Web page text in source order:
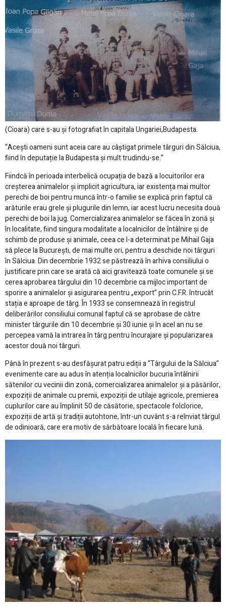
(Cioara) care s-au și fotografiat în capitala Ungariei,Budapesta.
“Acești oameni sunt aceia care au câștigat primele târguri din Sălciua,
fiind în deputație la Budapesta și mult trudindu-se.”
Fiindcă în perioada interbelică ocupația de bază a locuitorilor era
creșterea animalelor și implicit agricultura, iar existența mai multor
perechi de boi pentru muncă într-o familie se explică prin faptul că
arăturile erau grele și plugurile din lemn, iar acest lucru necesita două
perechi de boi la jug. Comercializarea animalelor se făcea în zonă și
în localitate, fiind singura modalitate a localnicilor de întâlnire și de
schimb de produse și animale, ceea ce l-a determinat pe Mihail Gaja
să plece la București, de mai multe ori, pentru a deschide noi târguri
în Sălciua. Din decembrie 1932 se păstrează în arhiva consiliului o
justificare prin care se arată că aici gravitează toate comunele și se
cerea aprobarea târgului din 10 decembrie ca mijloc important de
sporire a animalelor și asigurarea pentru „export” prin C.F.R. întrucât
stația e aproape de târg. În 1933 se consemnează în registrul
deliberărilor consiliului comunal faptul că se aprobase de către
minister târgurile din 10 decembrie și 30 iunie și în acel an nu se
percepea vamă la intrarea în târg pentru încurajare și popularizarea
acestor două noi târguri.
Până în prezent s-au desfășurat patru ediții a “Târgului de la Sălciua”
evenimente care au adus în atenția localnicilor bucuria întâlnirii
sătenilor cu vecinii din zonă, comercializarea animalelor și a păsărilor,
expoziții de animale cu premii, expoziții de utilaje agricole, premierea
cuplurilor care au împlinit 50 de căsătorie, spectacole folclorice,
expoziții de artă și tradiții autohtone, într-un cuvânt s-a reînviat târgul
de odinioară, care era motiv de sărbătoare locală în fiecare lună.